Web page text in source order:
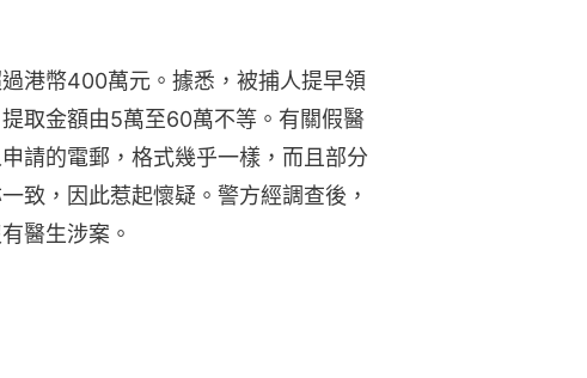
港幣400萬元。據悉，被捕人提早領
取金額由5萬至60萬不等。有關假醫
請的電郵，格式幾乎一樣，而且部分
致，因此惹起懷疑。警方經調查後，
醫生涉案。